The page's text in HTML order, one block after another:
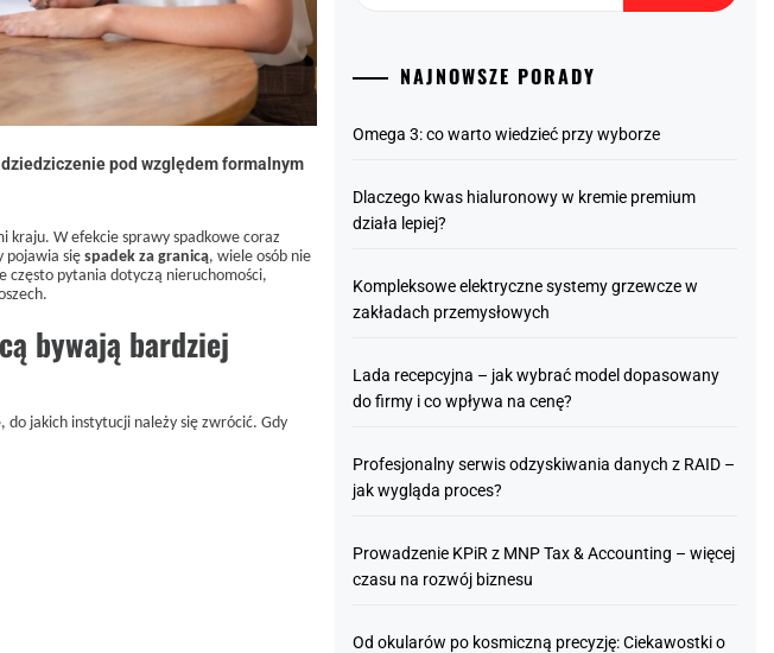
dziedziczenie pod względem formalnym
kraju. W efekcie sprawy spadkowe coraz
pojawia się spadek za granicą, wiele osób nie
często pytania dotyczą nieruchomości,
bywają bardziej
do jakich instytucji należy się zwrócić. Gdy
NAJNOWSZE PORADY
Omega 3: co warto wiedzieć przy wyborze
Dlaczego kwas hialuronowy w kremie premium
działa lepiej?
Kompleksowe elektryczne systemy grzewcze w
zakładach przemysłowych
Lada recepcyjna – jak wybrać model dopasowany
do firmy i co wpływa na cenę?
Profesjonalny serwis odzyskiwania danych z RAID –
jak wygląda proces?
Prowadzenie KPiR z MNP Tax & Accounting – więcej
czasu na rozwój biznesu
Od okularów po kosmiczną precyzję: Ciekawostki o